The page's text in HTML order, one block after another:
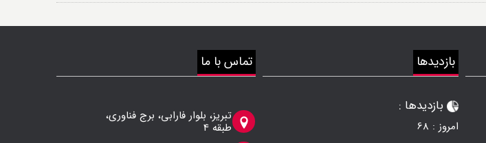
بازدیدها
بازدیدها :
امروز : 68
تماس با ما
تبریز، بلوار فارابی، برج فناوری،
طبقه 4